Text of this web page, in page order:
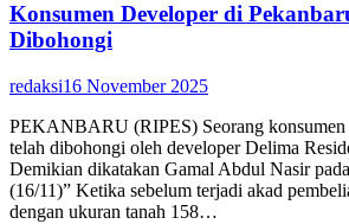
Konsumen Developer di
Dibohongi
redaksi16 November 2025
PEKANBARU (RIPES) Seorang
telah dibohongi oleh developer Delima
Demikian dikatakan Gamal Abdul Nasir
(16/11)” Ketika sebelum terjadi akad
dengan ukuran tanah 158…